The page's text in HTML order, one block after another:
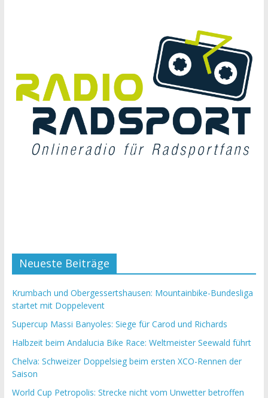
Neueste Beiträge
Krumbach und Obergessertshausen: Mountainbike-Bundesliga
startet mit Doppelevent
Supercup Massi Banyoles: Siege für Carod und Richards
Halbzeit beim Andalucia Bike Race: Weltmeister Seewald führt
Chelva: Schweizer Doppelsieg beim ersten XCO-Rennen der
Saison
World Cup Petropolis: Strecke nicht vom Unwetter betroffen